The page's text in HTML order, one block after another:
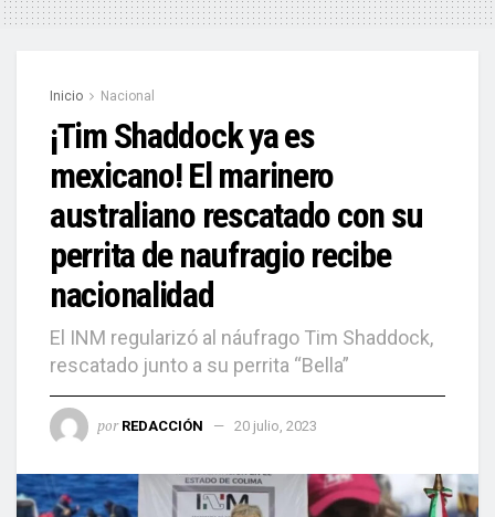
Inicio Nacional
¡Tim Shaddock ya es
mexicano! El marinero
australiano rescatado con su
perrita de naufragio recibe
nacionalidad
El INM regularizó al náufrago Tim Shaddock,
rescatado junto a su perrita “Bella”
por REDACCIÓN 20 julio, 2023